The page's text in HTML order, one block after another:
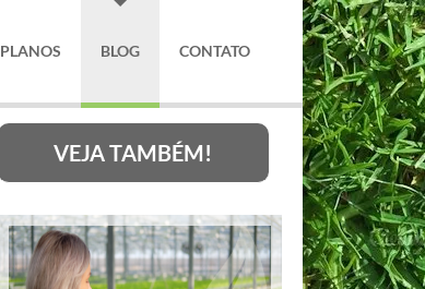
PLANOS BLOG CONTATO
VEJA TAMBÉM!